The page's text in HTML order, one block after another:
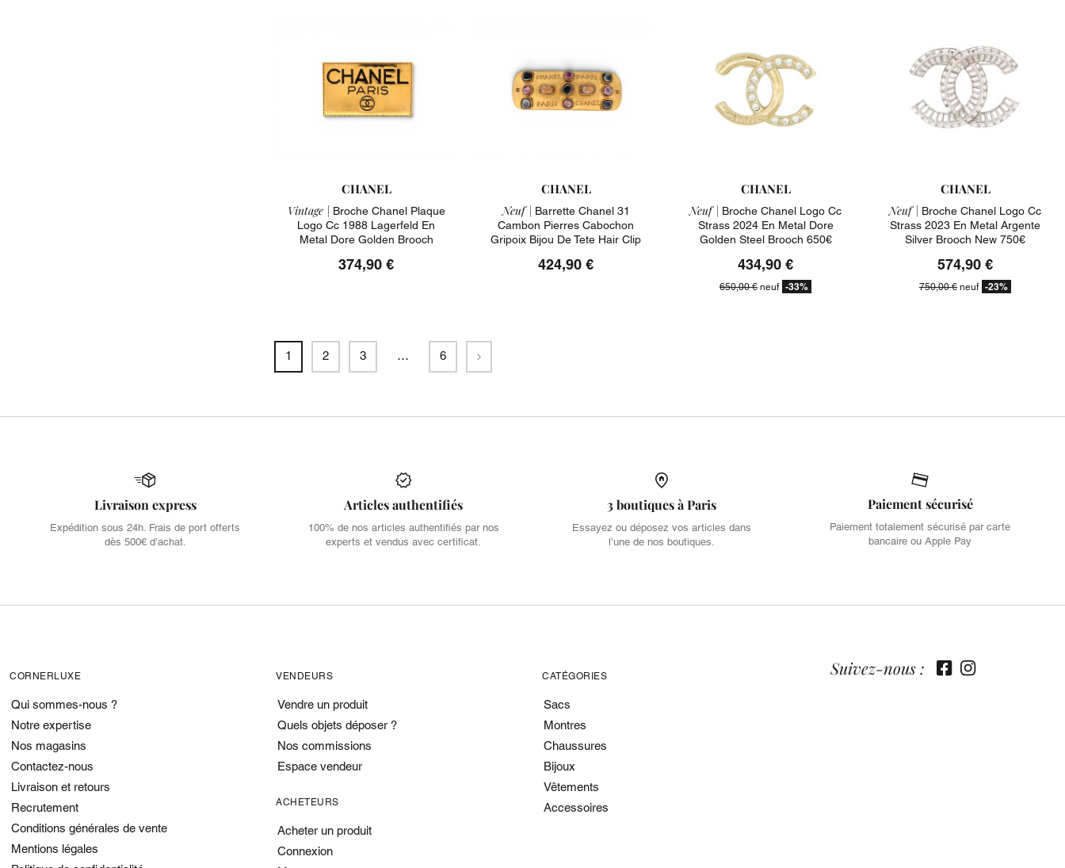
CHANEL
Vintage | Broche Chanel Plaque
Logo Cc 1988 Lagerfeld En
Metal Dore Golden Brooch
374,90 €
CHANEL
Neuf | Barrette Chanel 31
Cambon Pierres Cabochon
Gripoix Bijou De Tete Hair Clip
424,90 €
CHANEL
Neuf | Broche Chanel Logo Cc
Strass 2024 En Metal Dore
Golden Steel Brooch 650€
434,90 €
650,00 € neuf -33%
CHANEL
Neuf | Broche Chanel Logo Cc
Strass 2023 En Metal Argente
Silver Brooch New 750€
574,90 €
750,00 € neuf -23%
1 2 3 … 6 Suivant
Livraison express
Expédition sous 24h. Frais de port offerts
dès 500€ d’achat.
Articles authentifiés
100% de nos articles authentifiés par nos
experts et vendus avec certificat.
3 boutiques à Paris
Essayez ou déposez vos articles dans
l’une de nos boutiques.
Paiement sécurisé
Paiement totalement sécurisé par carte
bancaire ou Apple Pay
CORNERLUXE
Qui sommes-nous ?
Notre expertise
Nos magasins
Contactez-nous
Livraison et retours
Recrutement
Conditions générales de vente
Mentions légales
VENDEURS
Vendre un produit
Quels objets déposer ?
Nos commissions
Espace vendeur
ACHETEURS
Acheter un produit
Connexion
CATÉGORIES
Sacs
Montres
Chaussures
Bijoux
Vêtements
Accessoires
Suivez-nous :